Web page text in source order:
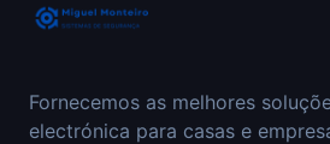
Fornecemos as melhores
electrónica para casas e